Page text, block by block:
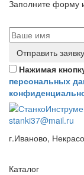
Заполните форму
Отправить заявку
Нажимая
персональных
stanki37@mail.ru
г.Иваново,
Каталог